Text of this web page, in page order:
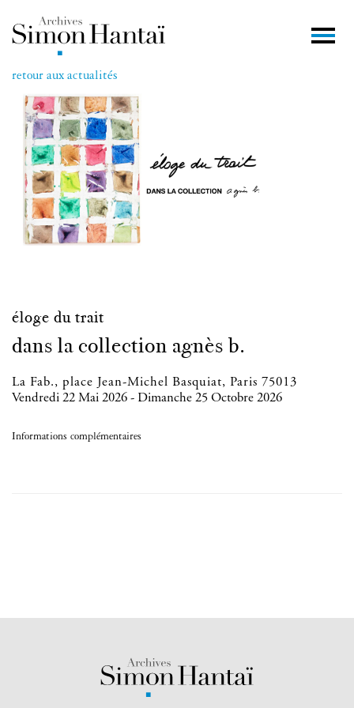
retour aux actualités
éloge du trait
dans la collection agnès b.
La Fab., place Jean-Michel Basquiat, Paris 75013
Vendredi 22 Mai 2026 - Dimanche 25 Octobre 2026
Informations complémentaires